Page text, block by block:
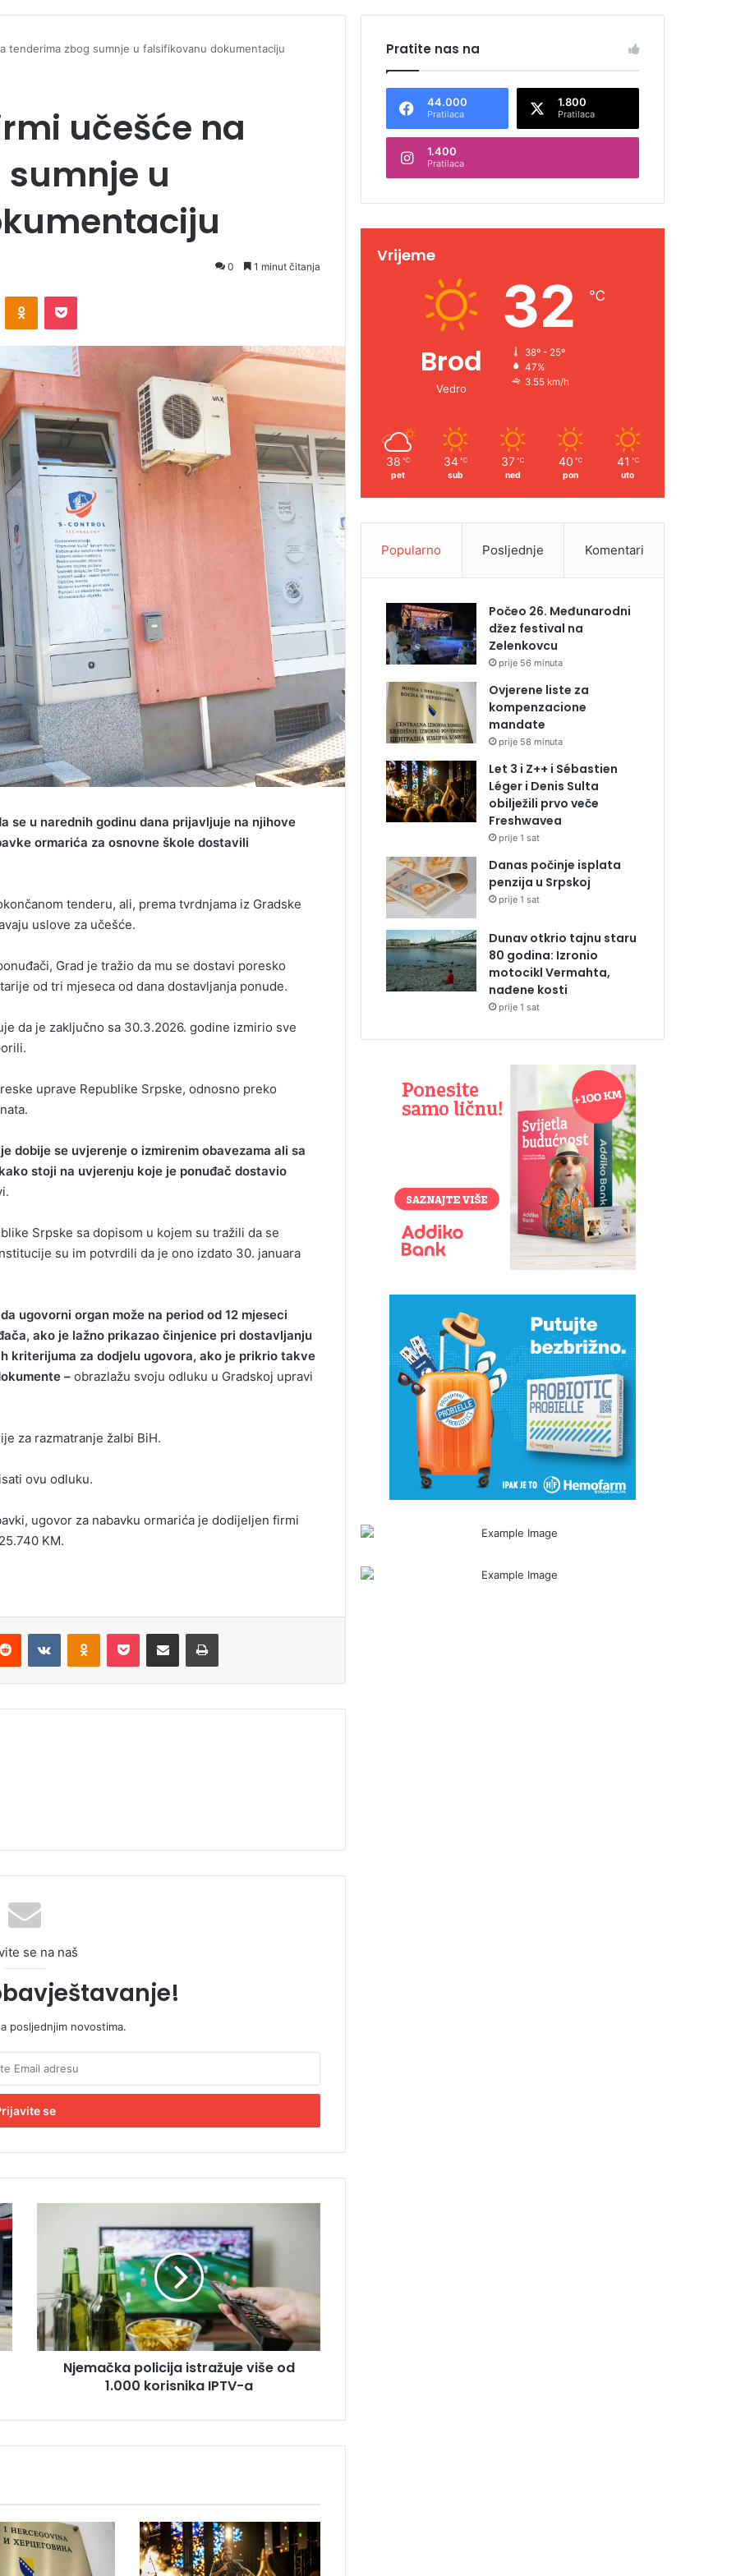
tenderima zbog sumnje u falsifikovanu dokumentaciju
učešće na
u
0 1 minut čitanja
se u narednih godinu dana prijavljuje na njihove
ormarića za osnovne škole dostavili
tenderu, ali, prema tvrdnjama iz Gradske
uslove za učešće.
Grad je tražio da mu se dostavi poresko
od tri mjeseca od dana dostavljanja ponude.
da je zaključno sa 30.3.2026. godine izmirio sve
uprave Republike Srpske, odnosno preko
dobije se uvjerenje o izmirenim obavezama ali sa
stoji na uvjerenju koje je ponuđač dostavio
Srpske sa dopisom u kojem su tražili da se
su im potvrdili da je ono izdato 30. januara
ugovorni organ može na period od 12 mjeseci
ako je lažno prikazao činjenice pri dostavljanju
kriterijuma za dodjelu ugovora, ako je prikrio takve
– obrazlažu svoju odluku u Gradskoj upravi
za razmatranje žalbi BiH.
ovu odluku.
ugovor za nabavku ormarića je dodijeljen firmi
KM.
se na naš
posljednjim novostima.
č
k
a
p
c
s
t
r
Njemačka policija istražuje više od
1.000 korisnika IPTV-a
Pratite nas na
44.000
Pratilaca
1.800
Pratilaca
1.400
Pratilaca
Vrijeme
Brod
Vedro
32 ℃
38º - 25º
47%
3.55 km/h
38 ℃
pet
34 ℃
sub
37 ℃
ned
40 ℃
pon
41 ℃
uto
Popularno Posljednje Komentari
Počeo 26. Međunarodni
džez festival na
Zelenkovcu
prije 56 minuta
Ovjerene liste za
kompenzacione
mandate
prije 58 minuta
Let 3 i Z++ i Sébastien
Léger i Denis Sulta
obilježili prvo veče
Freshwavea
prije 1 sat
Danas počinje isplata
penzija u Srpskoj
prije 1 sat
Dunav otkrio tajnu staru
80 godina: Izronio
motocikl Vermahta,
nađene kosti
prije 1 sat